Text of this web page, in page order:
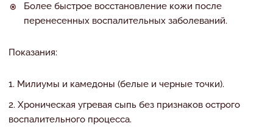
Более быстрое восстановление кожи после
перенесенных воспалительных заболеваний.
Показания:
Милиумы и камедоны (белые и черные точки).
Хроническая угревая сыпь без признаков острого
воспалительного процесса.